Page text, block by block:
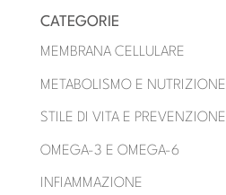
CATEGORIE
MEMBRANA CELLULARE
METABOLISMO E NUTRIZIONE
STILE DI VITA E PREVENZIONE
OMEGA-3 E OMEGA-6
INFIAMMAZIONE